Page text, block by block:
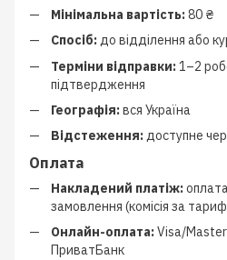
Мінімальна вартість:80 ₴
Спосіб:до відділення або
Терміни відправки:1–2
підтвердження
Географія:вся Україна
Відстеження:доступне
Оплата
Накладений платіж:
замовлення (комісія за
Онлайн-оплата:Visa/
ПриватБанк